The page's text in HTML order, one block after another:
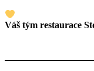
Váš tým restaurace